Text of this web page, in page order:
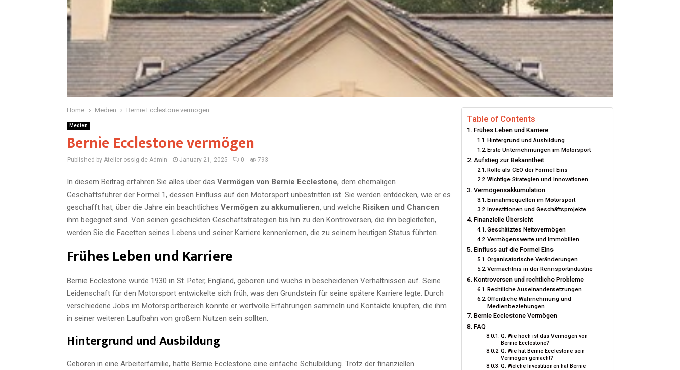
Home Medien Bernie Ecclestone vermögen
Medien
Bernie Ecclestone vermögen
Published by Atelier-ossig.de Admin January 21, 2025 0 793
In diesem Beitrag erfahren Sie alles über das Vermögen von Bernie Ecclestone, dem ehemaligen
Geschäftsführer der Formel 1, dessen Einfluss auf den Motorsport unbestritten ist. Sie werden entdecken, wie er es
geschafft hat, über die Jahre ein beachtliches Vermögen zu akkumulieren, und welche Risiken und Chancen
ihm begegnet sind. Von seinen geschickten Geschäftstrategien bis hin zu den Kontroversen, die ihn begleiteten,
werden Sie die Facetten seines Lebens und seiner Karriere kennenlernen, die zu seinem heutigen Status führten.
Frühes Leben und Karriere
Bernie Ecclestone wurde 1930 in St. Peter, England, geboren und wuchs in bescheidenen Verhältnissen auf. Seine
Leidenschaft für den Motorsport entwickelte sich früh, was den Grundstein für seine spätere Karriere legte. Durch
verschiedene Jobs im Motorsportbereich konnte er wertvolle Erfahrungen sammeln und Kontakte knüpfen, die ihm
in seiner weiteren Laufbahn von großem Nutzen sein sollten.
Hintergrund und Ausbildung
Geboren in eine Arbeiterfamilie, hatte Bernie Ecclestone eine einfache Schulbildung. Trotz der finanziellen
Table of Contents
Frühes Leben und Karriere
Hintergrund und Ausbildung
Erste Unternehmungen im Motorsport
Aufstieg zur Bekanntheit
Rolle als CEO der Formel Eins
Wichtige Strategien und Innovationen
Vermögensakkumulation
Einnahmequellen im Motorsport
Investitionen und Geschäftsprojekte
Finanzielle Übersicht
Geschätztes Nettovermögen
Vermögenswerte und Immobilien
Einfluss auf die Formel Eins
Organisatorische Veränderungen
Vermächtnis in der Rennsportindustrie
Kontroversen und rechtliche Probleme
Rechtliche Auseinandersetzungen
Öffentliche Wahrnehmung und
Medienbeziehungen
Bernie Ecclestone Vermögen
FAQ
Q: Wie hoch ist das Vermögen von
Bernie Ecclestone?
Q: Wie hat Bernie Ecclestone sein
Vermögen gemacht?
Q: Welche Investitionen hat Bernie